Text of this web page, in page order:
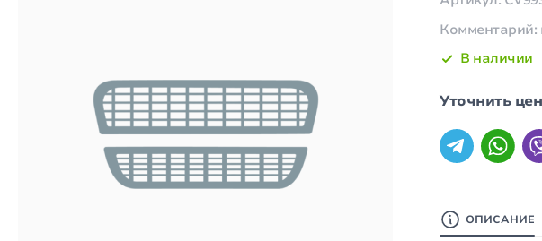
Комментарий:
В наличии
Уточнить
ОПИСАНИЕ